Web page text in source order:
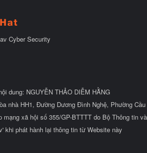
Cyber Security
dung: NGUYỄN THẢO DIỄM HẰNG
nhà HH1, Đường Dương Đình Nghệ, Phường
mạng xã hội số 355/GP-BTTTT do Bộ Thông tin
khi phát hành lại thông tin từ Website này